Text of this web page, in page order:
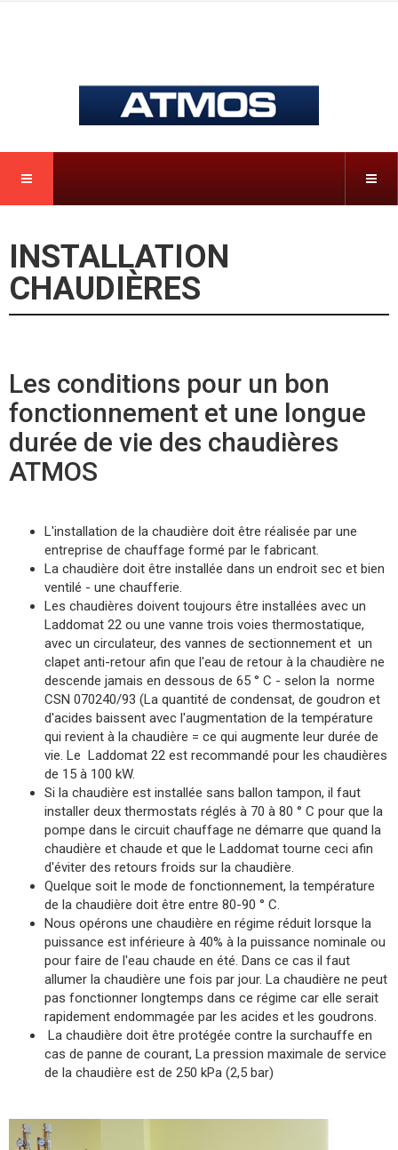
INSTALLATION
CHAUDIÈRES
Les conditions pour un bon
fonctionnement et une longue
durée de vie des chaudières
ATMOS
L'installation de la chaudière doit être réalisée par une
entreprise de chauffage formé par le fabricant.
La chaudière doit être installée dans un endroit sec et bien
ventilé - une chaufferie.
Les chaudières doivent toujours être installées avec un
Laddomat 22 ou une vanne trois voies thermostatique,
avec un circulateur, des vannes de sectionnement et un
clapet anti-retour afin que l'eau de retour à la chaudière ne
descende jamais en dessous de 65 ° C - selon la norme
CSN 070240/93 (La quantité de condensat, de goudron et
d'acides baissent avec l'augmentation de la température
qui revient à la chaudière = ce qui augmente leur durée de
vie. Le Laddomat 22 est recommandé pour les chaudières
de 15 à 100 kW.
Si la chaudière est installée sans ballon tampon, il faut
installer deux thermostats réglés à 70 à 80 ° C pour que la
pompe dans le circuit chauffage ne démarre que quand la
chaudière et chaude et que le Laddomat tourne ceci afin
d'éviter des retours froids sur la chaudière.
Quelque soit le mode de fonctionnement, la température
de la chaudière doit être entre 80-90 ° C.
Nous opérons une chaudière en régime réduit lorsque la
puissance est inférieure à 40% à la puissance nominale ou
pour faire de l'eau chaude en été. Dans ce cas il faut
allumer la chaudière une fois par jour. La chaudière ne peut
pas fonctionner longtemps dans ce régime car elle serait
rapidement endommagée par les acides et les goudrons.
La chaudière doit être protégée contre la surchauffe en
cas de panne de courant, La pression maximale de service
de la chaudière est de 250 kPa (2,5 bar)